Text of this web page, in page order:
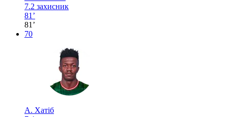
7.2 захисник
81’
81’
70
А. Хатіб